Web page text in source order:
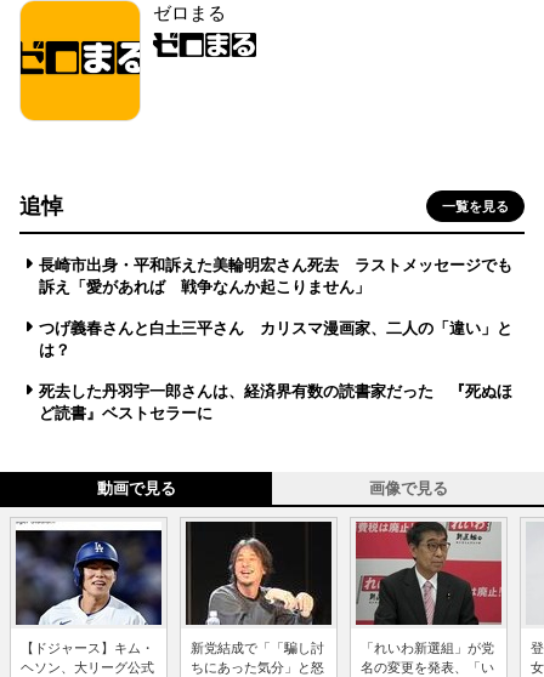
ゼロまる
追悼 一覧を見る
長崎市出身・平和訴えた美輪明宏さん死去 ラストメッセージでも
訴え「愛があれば 戦争なんか起こりません」
つげ義春さんと白土三平さん カリスマ漫画家、二人の「違い」と
は？
死去した丹羽宇一郎さんは、経済界有数の読書家だった 『死ぬほ
ど読書』ベストセラーに
動画で見る 画像で見る
【ドジャース】キム・
ヘソン、大リーグ公式
新党結成で「「騙し討
ちにあった気分」と怒
「れいわ新選組」が党
名の変更を発表、「い